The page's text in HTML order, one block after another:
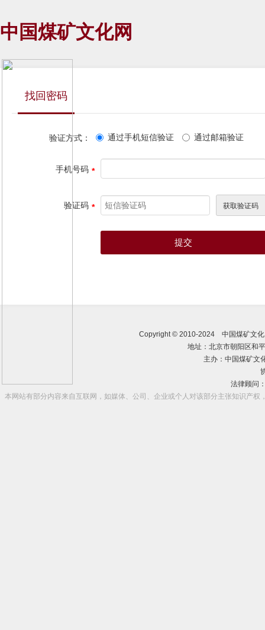
中国煤矿文化网
找回密码
验证方式： 通过手机短信验证 通过邮箱验证
手机号码
验证码
提交
Copyright © 2010-2024 中国煤矿文
地址：北京市朝阳区和
主办： 中国煤矿文
法律顾问
本网站有部分内容来自互联网，如媒体、公司、企业或个人对该部分主张知识产